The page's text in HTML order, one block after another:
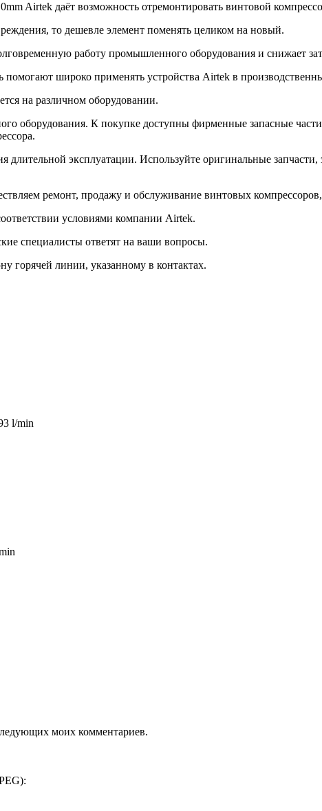
Airtek даёт возможность отремонтировать винтовой
то дешевле элемент поменять целиком на новый.
работу промышленного оборудования и снижает
широко применять устройства Airtek в
на различном оборудовании.
оборудования. К покупке доступны фирменные запасные
длительной эксплуатации. Используйте оригинальные
ремонт, продажу и обслуживание винтовых компрессоров,
условиями компании Airtek.
специалисты ответят на ваши вопросы.
горячей линии, указанному в контактах.
l/min
моих комментариев.